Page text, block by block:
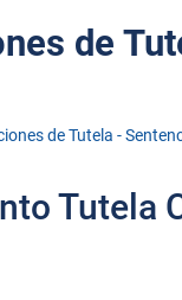
de
de Tutela -
Tutela